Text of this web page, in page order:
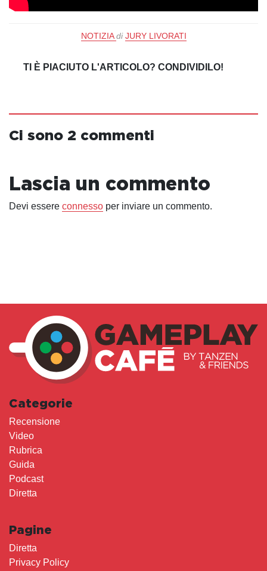
NOTIZIA di JURY LIVORATI
TI È PIACIUTO L'ARTICOLO? CONDIVIDILO!
Ci sono 2 commenti
Lascia un commento
Devi essere connesso per inviare un commento.
Categorie
Recensione
Video
Rubrica
Guida
Podcast
Diretta
Pagine
Diretta
Privacy Policy